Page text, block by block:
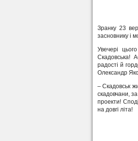
Зранку 23
засновнику і
Увечері
Скадовська!
радості й
Олександр
– Скадовськ
скадовчани,
проекти!
на довгі літа!